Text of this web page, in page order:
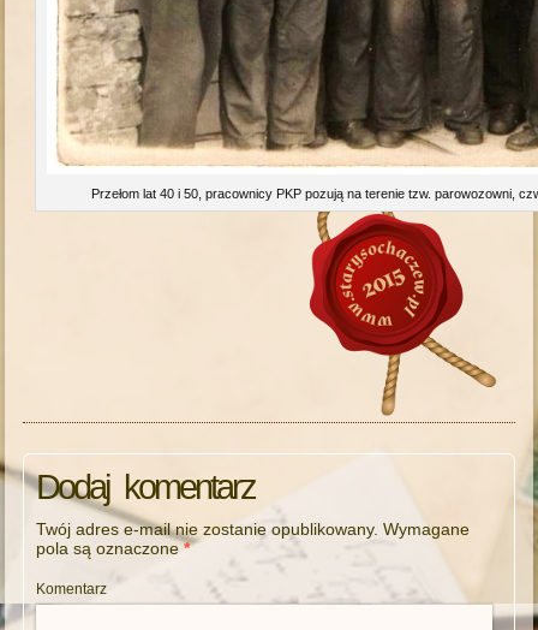
Przełom lat 40 i 50, pracownicy PKP pozują na terenie tzw. parowozowni,
Dodaj komentarz
Twój adres e-mail nie zostanie opublikowany. Wymagane
pola są oznaczone*
Komentarz